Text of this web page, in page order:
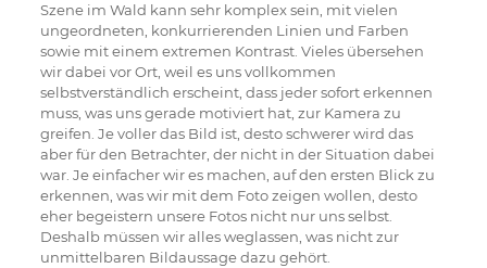
Szene im Wald kann sehr komplex sein, mit vielen
ungeordneten, konkurrierenden Linien und Farben
sowie mit einem extremen Kontrast. Vieles übersehen
wir dabei vor Ort, weil es uns vollkommen
selbstverständlich erscheint, dass jeder sofort erkennen
muss, was uns gerade motiviert hat, zur Kamera zu
greifen. Je voller das Bild ist, desto schwerer wird das
aber für den Betrachter, der nicht in der Situation dabei
war. Je einfacher wir es machen, auf den ersten Blick zu
erkennen, was wir mit dem Foto zeigen wollen, desto
eher begeistern unsere Fotos nicht nur uns selbst.
Deshalb müssen wir alles weglassen, was nicht zur
unmittelbaren Bildaussage dazu gehört.